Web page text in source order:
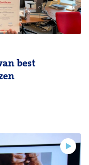
best